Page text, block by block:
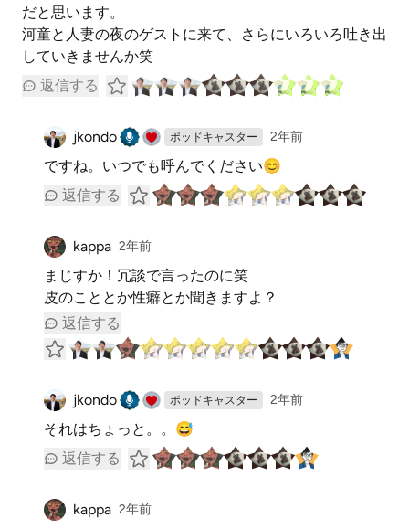
だと思います。
河童と人妻の夜のゲストに来て、さらにいろいろ吐き出
していきませんか笑
返信する
jkondo ポッドキャスター 2年前
ですね。いつでも呼んでください😊
返信する
kappa 2年前
まじすか！冗談で言ったのに笑
皮のこととか性癖とか聞きますよ？
返信する
jkondo ポッドキャスター 2年前
それはちょっと。。😅
返信する
kappa 2年前